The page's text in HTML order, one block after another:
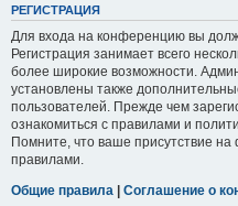
РЕГИСТРАЦИЯ
Для входа на конференцию вы
Регистрация занимает всего
более широкие возможности.
установлены также
пользователей. Прежде чем
ознакомиться с правилами и
Помните, что ваше присутствие на
правилами.
Общие правила | Соглашение о